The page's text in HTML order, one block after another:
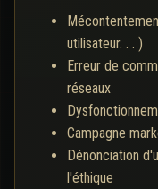
utilisateur. . . )
Erreur de
réseaux
Campagne
Dénonciation
l'éthique